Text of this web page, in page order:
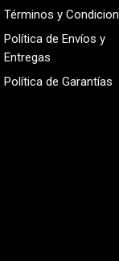
Términos y
Política de Envíos y
Entregas
Política de Garantías